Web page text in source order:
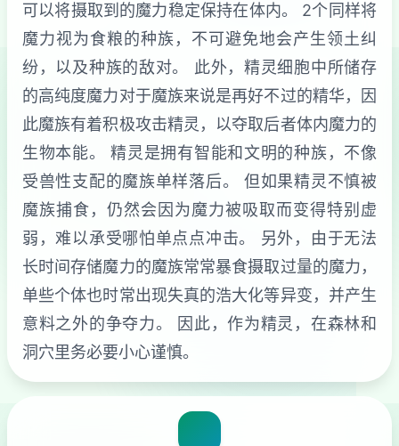
可以将摄取到的魔力稳定保持在体内。 2个同样将
魔力视为食粮的种族，不可避免地会产生领土纠
纷，以及种族的敌对。 此外，精灵细胞中所储存
的高纯度魔力对于魔族来说是再好不过的精华，因
此魔族有着积极攻击精灵，以夺取后者体内魔力的
生物本能。 精灵是拥有智能和文明的种族，不像
受兽性支配的魔族单样落后。 但如果精灵不慎被
魔族捕食，仍然会因为魔力被吸取而变得特别虚
弱，难以承受哪怕单点点冲击。 另外，由于无法
长时间存储魔力的魔族常常暴食摄取过量的魔力，
单些个体也时常出现失真的浩大化等异变，并产生
意料之外的争夺力。 因此，作为精灵，在森林和
洞穴里务必要小心谨慎。